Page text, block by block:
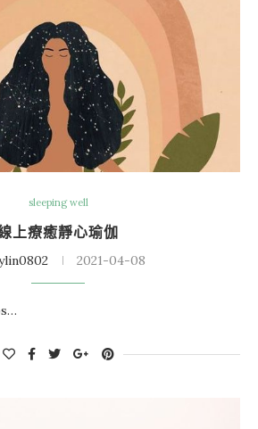
sleeping well
上療癒靜心瑜伽
2021-04-08